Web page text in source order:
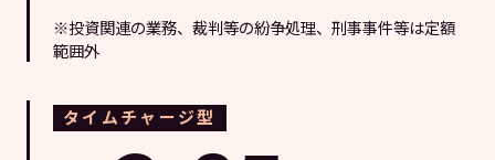
※投資関連の業務、裁判等の紛争処理、刑事事件等は定額
範囲外
タイムチャージ型